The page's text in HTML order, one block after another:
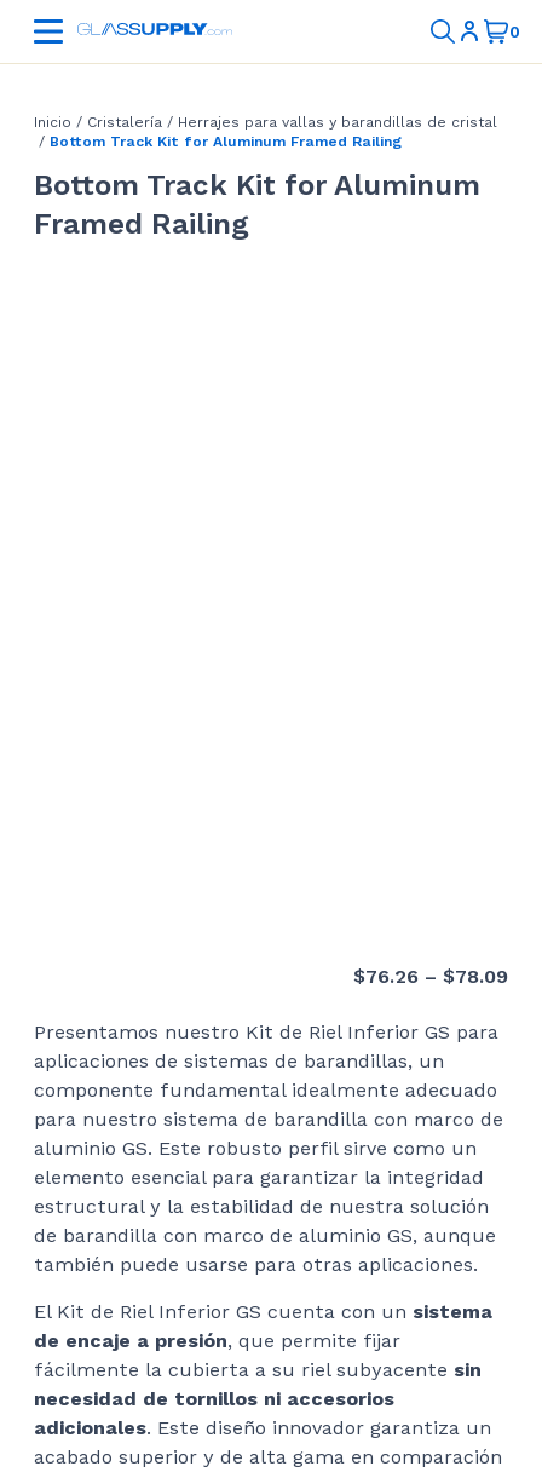
Inicio / Cristalería / Herrajes para vallas y barandillas de cristal
/ Bottom Track Kit for Aluminum Framed Railing
Bottom Track Kit for Aluminum
Framed Railing
$76.26 – $78.09
Presentamos nuestro Kit de Riel Inferior GS para
aplicaciones de sistemas de barandillas, un
componente fundamental idealmente adecuado
para nuestro sistema de barandilla con marco de
aluminio GS. Este robusto perfil sirve como un
elemento esencial para garantizar la integridad
estructural y la estabilidad de nuestra solución
de barandilla con marco de aluminio GS, aunque
también puede usarse para otras aplicaciones.
El Kit de Riel Inferior GS cuenta con un sistema
de encaje a presión, que permite fijar
fácilmente la cubierta a su riel subyacente sin
necesidad de tornillos ni accesorios
adicionales. Este diseño innovador garantiza un
acabado superior y de alta gama en comparación